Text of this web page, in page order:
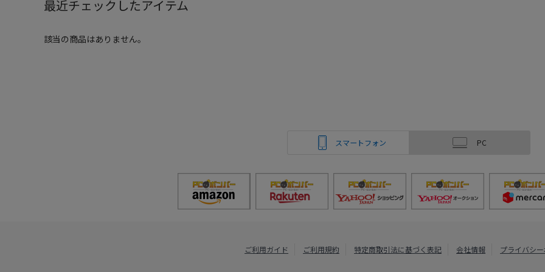
最近チェックしたアイテム
該当の商品はありません。
スマートフォン PC
ご利用ガイド ご利用規約 特定商取引法に基づく表記 会社情報 プライバシ